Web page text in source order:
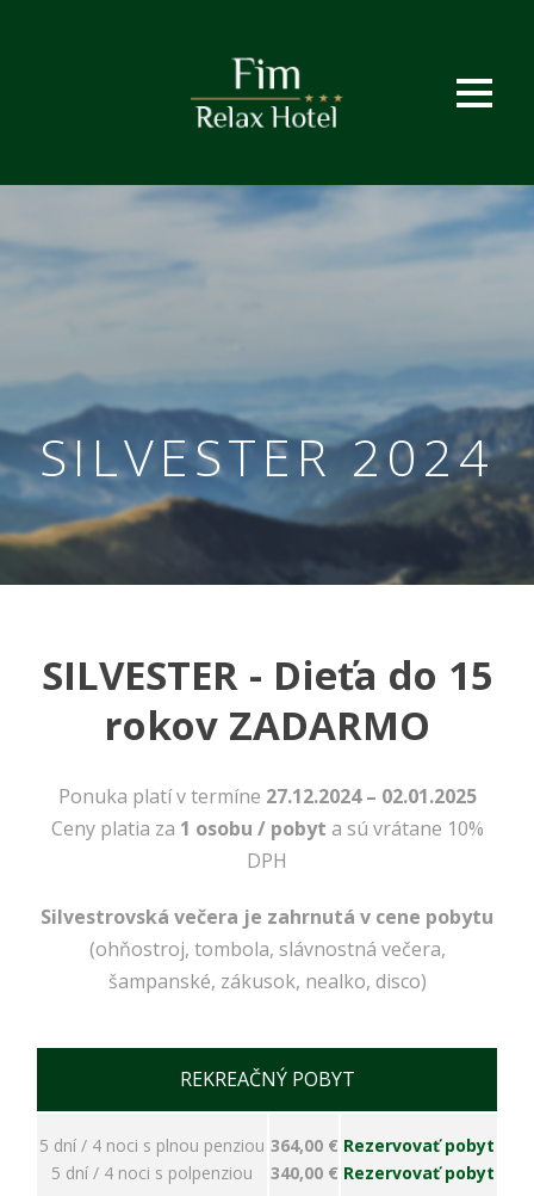
SILVESTER 2024
SILVESTER - Dieťa do 15
rokov ZADARMO
Ponuka platí v termíne 27.12.2024 – 02.01.2025
Ceny platia za 1 osobu / pobyt a sú vrátane 10%
DPH
Silvestrovská večera je zahrnutá v cene pobytu
(ohňostroj, tombola, slávnostná večera,
šampanské, zákusok, nealko, disco)
REKREAČNÝ POBYT
5 dní / 4 noci s plnou penziou
5 dní / 4 noci s polpenziou
364,00 €
340,00 €
Rezervovať pobyt
Rezervovať pobyt
Nevyhnutné
Tieto cookies
pre správne
našej webovej
stránky.
prihlásenie,
bezpečnostné
alebo
predvyplnenie
Bez týchto